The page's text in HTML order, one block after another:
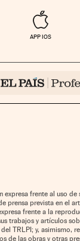
APP IOS
expresa frente al uso de
prensa prevista en el
frente a la
trabajos y artículos
TRLPI; y, asimismo,
de las obras y otras